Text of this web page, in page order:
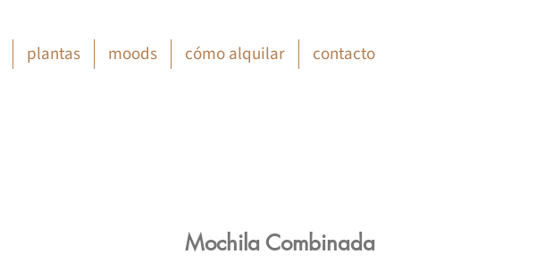
plantas moods cómo alquilar contacto
Mochila Combinada